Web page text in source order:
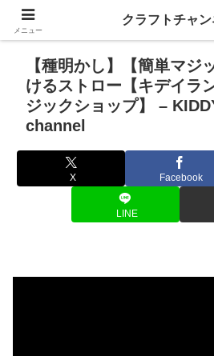
【種明かし】【簡単マジ
けるストロー【キデイラ
ジックショップ】 –
channel
X Facebook
LINE
メニュー
クラフトチャ